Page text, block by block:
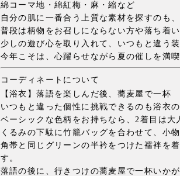
綿コーマ地・綿紅梅・麻・縮など
自分の肌に一番合う上質な素材を探すのも
普段は柄物をお召しにならない方や落ち着
少しの遊び心を取り入れて、いつもと違う
今年こそは、心躍らせながら夏の催しを満
コーディネートについて
【浴衣】落語を楽しんだ後、蕎麦屋で一杯
いつもと違った個性に挑戦できるのも浴衣の
ベーシックな色柄をお持ちなら、2着目は大
くるみの下駄に竹籠バッグを合わせて、小
角帯と同じグリーンの半衿をつけた襦袢を
す。
落語の後に、行きつけの蕎麦屋で一杯いかが